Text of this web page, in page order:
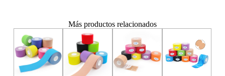
Más productos relacionados